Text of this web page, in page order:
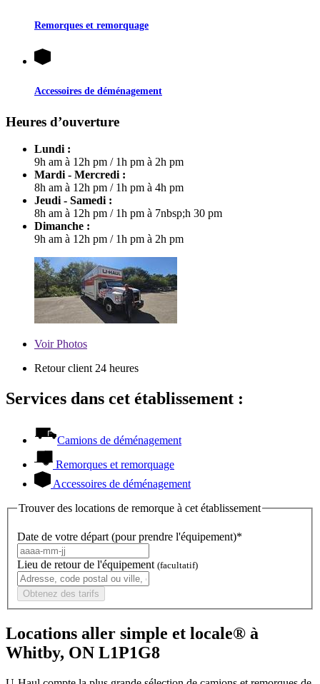
Remorques et remorquage
Accessoires de déménagement
Heures d’ouverture
Lundi :
9h am à 12h pm / 1h pm à 2h pm
Mardi - Mercredi :
8h am à 12h pm / 1h pm à 4h pm
Jeudi - Samedi :
8h am à 12h pm / 1h pm à 7nbsp;h 30 pm
Dimanche :
9h am à 12h pm / 1h pm à 2h pm
VoirPhotos
Retour client 24 heures
Services dans cet établissement :
Camions de déménagement
Remorques et remorquage
Accessoires de déménagement
Trouver des locations de remorque à cet établissement
Date de votre départ (pour prendre l'équipement)*
Lieu de retour de l'équipement (facultatif)
Obtenez des tarifs
Locations aller simple et locale® à
Whitby, ON L1P1G8